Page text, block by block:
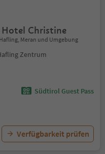
Christine
Meran und Umgebung
Zentrum
Südtirol Guest Pass
Verfügbarkeit prüfen